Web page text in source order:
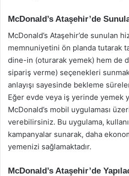
McDonald’s Ataşehir’de
McDonald’s Ataşehir’de sunulan
memnuniyetini ön planda tutarak
dine-in (oturarak yemek) hem de
sipariş verme) seçenekleri
anlayışı sayesinde bekleme
Eğer evde veya iş yerinde yemek
McDonald’s mobil uygulaması
verebilirsiniz. Bu uygulama,
kampanyalar sunarak, daha
yemenizi sağlamaktadır.
McDonald’s Ataşehir’de